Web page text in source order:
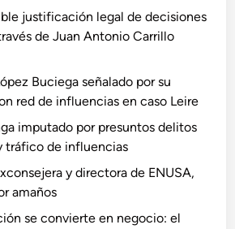
c
t
o
justificación legal de decisiones
de Juan Antonio Carrillo
Buciega señalado por su
red de influencias en caso Leire
imputado por presuntos delitos
tráfico de influencias
y directora de ENUSA,
amaños
se convierte en negocio: el